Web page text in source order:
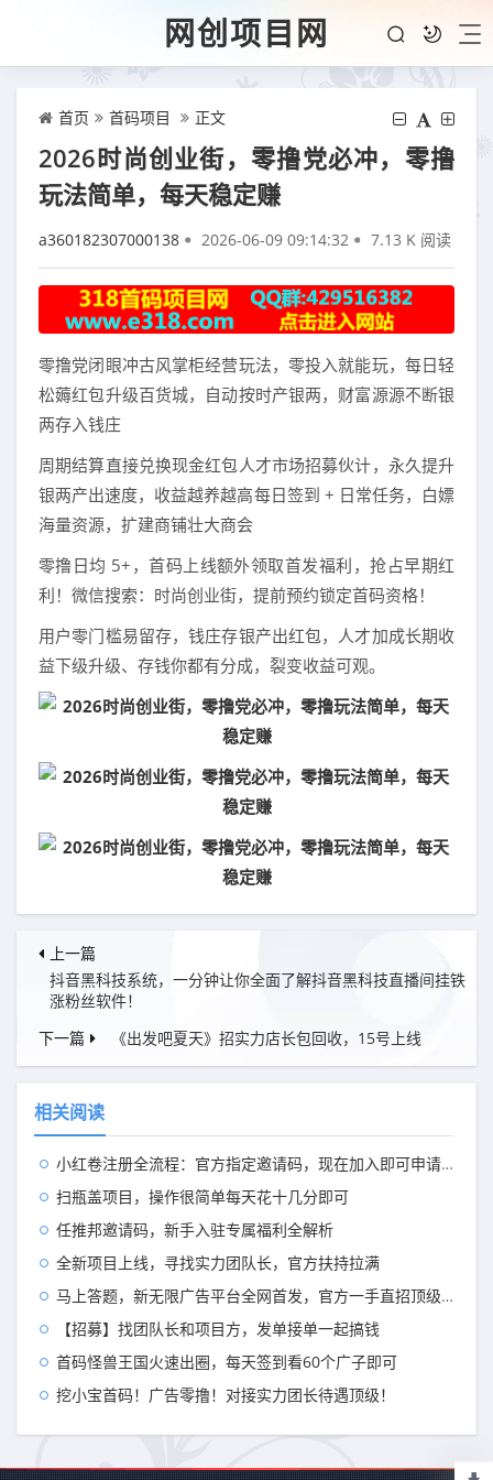
网创项目网
首页 首码项目 正文
2026时尚创业街，零撸党必冲，零撸
玩法简单，每天稳定赚
a360182307000138 2026-06-09 09:14:32 7.13 K 阅读
零撸党闭眼冲古风掌柜经营玩法，零投入就能玩，每日轻
松薅红包升级百货城，自动按时产银两，财富源源不断银
两存入钱庄
周期结算直接兑换现金红包人才市场招募伙计，永久提升
银两产出速度，收益越养越高每日签到 + 日常任务，白嫖
海量资源，扩建商铺壮大商会
零撸日均 5+，首码上线额外领取首发福利，抢占早期红
利！微信搜索：时尚创业街，提前预约锁定首码资格！
用户零门槛易留存，钱庄存银产出红包，人才加成长期收
益下级升级、存钱你都有分成，裂变收益可观。
上一篇
抖音黑科技系统，一分钟让你全面了解抖音黑科技直播间挂铁
涨粉丝软件！
下一篇
《出发吧夏天》招实力店长包回收，15号上线
相关阅读
小红卷注册全流程：官方指定邀请码，现在加入即可申请开通顶级代理V5权限
扫瓶盖项目，操作很简单每天花十几分即可
任推邦邀请码，新手入驻专属福利全解析
全新项目上线，寻找实力团队长，官方扶持拉满
马上答题，新无限广告平台全网首发，官方一手直招顶级代理，待遇拉满
【招募】找团队长和项目方，发单接单一起搞钱
首码怪兽王国火速出圈，每天签到看60个广子即可
挖小宝首码！广告零撸！对接实力团长待遇顶级！